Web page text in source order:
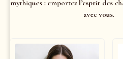
mythiques : emportez l’esprit des
avec vous.